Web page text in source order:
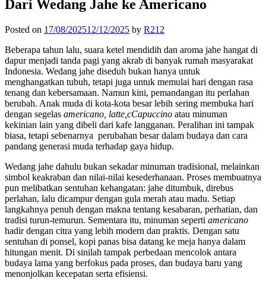
Dari Wedang Jahe ke Americano
Posted on 17/08/202512/12/2025 by R212
Beberapa tahun lalu, suara ketel mendidih dan aroma jahe hangat di
dapur menjadi tanda pagi yang akrab di banyak rumah masyarakat
Indonesia. Wedang jahe diseduh bukan hanya untuk
menghangatkan tubuh, tetapi juga untuk memulai hari dengan rasa
tenang dan kebersamaan. Namun kini, pemandangan itu perlahan
berubah. Anak muda di kota-kota besar lebih sering membuka hari
dengan segelas americano, latte,cCapuccino atau minuman
kekinian lain yang dibeli dari kafe langganan. Peralihan ini tampak
biasa, tetapi sebenarnya perubahan besar dalam budaya dan cara
pandang generasi muda terhadap gaya hidup.
Wedang jahe dahulu bukan sekadar minuman tradisional, melainkan
simbol keakraban dan nilai-nilai kesederhanaan. Proses membuatnya
pun melibatkan sentuhan kehangatan: jahe ditumbuk, direbus
perlahan, lalu dicampur dengan gula merah atau madu. Setiap
langkahnya penuh dengan makna tentang kesabaran, perhatian, dan
tradisi turun-temurun. Sementara itu, minuman seperti americano
hadir dengan citra yang lebih modern dan praktis. Dengan satu
sentuhan di ponsel, kopi panas bisa datang ke meja hanya dalam
hitungan menit. Di sinilah tampak perbedaan mencolok antara
budaya lama yang berfokus pada proses, dan budaya baru yang
menonjolkan kecepatan serta efisiensi.